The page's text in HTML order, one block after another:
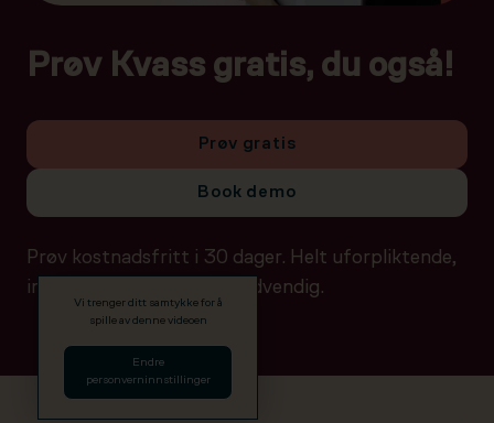
Prøv Kvass gratis, du også!
Prøv gratis
Book demo
Prøv kostnadsfritt i 30 dager. Helt uforpliktende,
ingen betalingsdetaljer nødvendig.
Vi trenger ditt samtykke for å
spille av denne videoen
Endre
personverninnstillinger